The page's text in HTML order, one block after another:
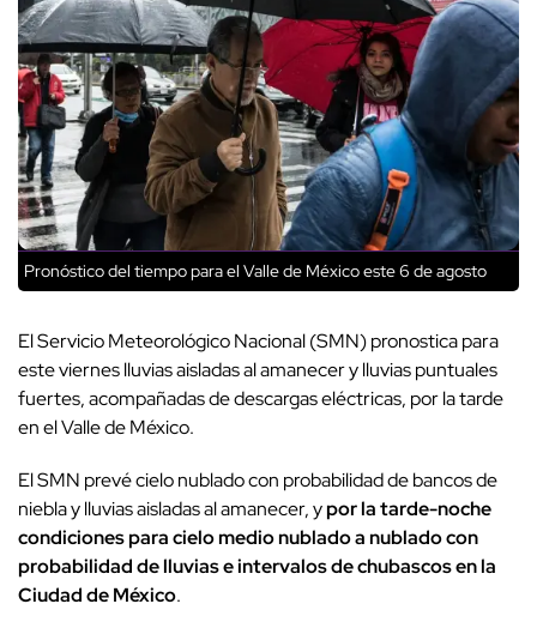
Pronóstico del tiempo para el Valle de México este 6 de agosto
El Servicio Meteorológico Nacional (SMN) pronostica para
este viernes lluvias aisladas al amanecer y lluvias puntuales
fuertes, acompañadas de descargas eléctricas, por la tarde
en el Valle de México.
El SMN prevé cielo nublado con probabilidad de bancos de
niebla y lluvias aisladas al amanecer, ypor la tarde-noche
condiciones para cielo medio nublado a nublado con
probabilidad de lluvias e intervalos de chubascos en la
Ciudad de México.